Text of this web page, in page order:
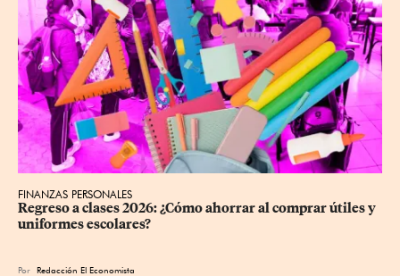
FINANZAS PERSONALES
Regreso a clases 2026: ¿Cómo ahorrar al comprar útiles y
uniformes escolares?
Por Redacción El Economista